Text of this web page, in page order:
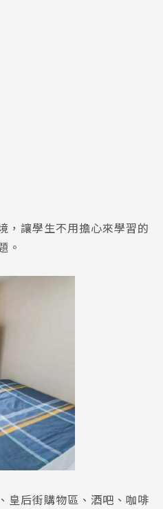
息
，讓學生不用擔心來學習的
。
皇后街購物區、酒吧、咖啡